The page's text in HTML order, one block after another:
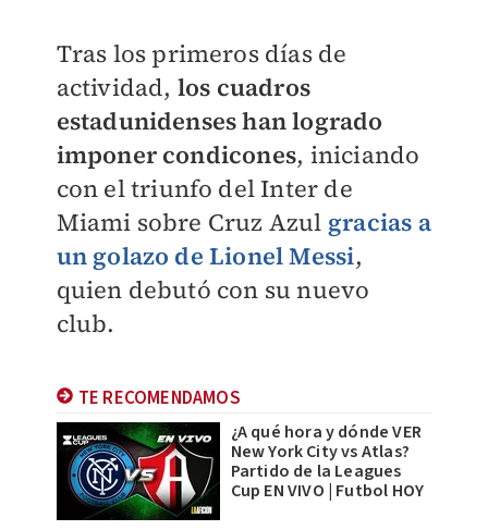
Tras los primeros días de
actividad, los cuadros
estadunidenses han logrado
imponer condicones, iniciando
con el triunfo del Inter de
Miami sobre Cruz Azul gracias a
un golazo de Lionel Messi,
quien debutó con su nuevo
club.
TE RECOMENDAMOS
¿A qué hora y dónde VER
New York City vs Atlas?
Partido de la Leagues
Cup EN VIVO | Futbol HOY